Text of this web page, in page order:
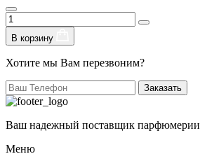
В корзину
Хотите мы Вам перезвоним?
Заказать
Ваш надежный поставщик парфюмерии
Меню